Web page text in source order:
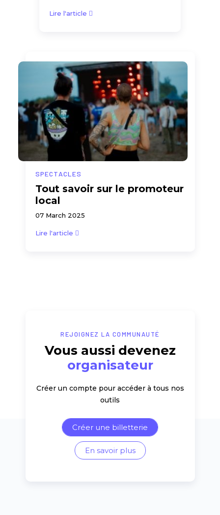
Lire l'article
SPECTACLES
Tout savoir sur le promoteur
local
07 March 2025
Lire l'article
REJOIGNEZ LA COMMUNAUTÉ
Vous aussi devenez
organisateur
Créer un compte pour accéder à tous nos
outils
Créer une billetterie
En savoir plus